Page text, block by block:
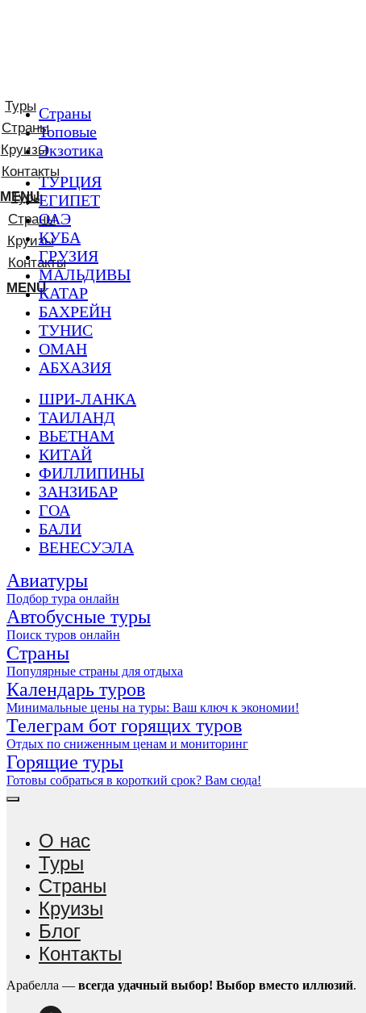
Туры
Страны
Круизы
Контакты
MENU
Туры
Страны
Круизы
Контакты
MENU
Страны
Топовые
Экзотика
ТУРЦИЯ
ЕГИПЕТ
ОАЭ
КУБА
ГРУЗИЯ
МАЛЬДИВЫ
КАТАР
БАХРЕЙН
ТУНИС
ОМАН
АБХАЗИЯ
ШРИ-ЛАНКА
ТАИЛАНД
ВЬЕТНАМ
КИТАЙ
ФИЛЛИПИНЫ
ЗАНЗИБАР
ГОА
БАЛИ
ВЕНЕСУЭЛА
Авиатуры
Подбор тура онлайн
Автобусные туры
Поиск туров онлайн
Страны
Популярные страны для отдыха
Календарь туров
Минимальные цены на туры: Ваш ключ к экономии!
Телеграм бот горящих туров
Отдых по сниженным ценам и мониторинг
Горящие туры
Готовы собраться в короткий срок? Вам сюда!
О нас
Туры
Страны
Круизы
Блог
Контакты
Арабелла — всегда удачный выбор! Выбор вместо иллюзий.